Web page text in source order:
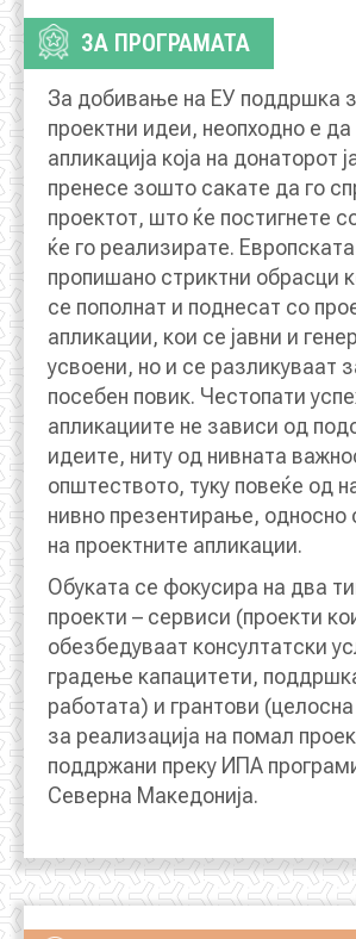
АКТУЕЛНИ ПОВИЦИ
АРХИВА
ИНИЦИЈАТИВИ
ПОСТАПКА
ПОДНЕСИ ИНИЦИЈАТИВА
ПОДДРЖИ ИНИЦИЈАТИВА
МУЛТИМЕДИЈА
ГАЛЕРИЈА
ВИДЕО
КОНТАКТ
МК
ENG
ЗА ПРОГРАМАТА
За добивање на ЕУ поддршка
проектни идеи, неопходно е
апликација која на донаторот
пренесе зошто сакате да го
проектот, што ќе постигнете
ќе го реализирате.
пропишано стриктни обрасци
се пополнат и поднесат со
апликации, кои се јавни и
усвоени, но и се разликуваат
посебен повик. Честопати
апликациите не зависи од
идеите, ниту од нивната
општеството, туку повеќе од
нивно презентирање, односно
на проектните апликации.
Обуката се фокусира на два
проекти – сервиси (проекти
обезбедуваат консултатски
градење капацитети,
работата) и грантови
за реализација на помал
поддржани преку ИПА
Северна Македонија.